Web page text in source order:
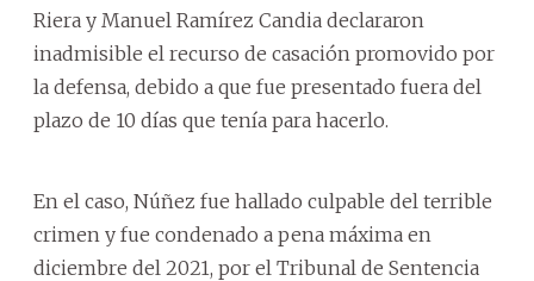
Riera y Manuel Ramírez Candia declararon
inadmisible el recurso de casación promovido por
la defensa, debido a que fue presentado fuera del
plazo de 10 días que tenía para hacerlo.
En el caso, Núñez fue hallado culpable del terrible
crimen y fue condenado a pena máxima en
diciembre del 2021, por el Tribunal de Sentencia